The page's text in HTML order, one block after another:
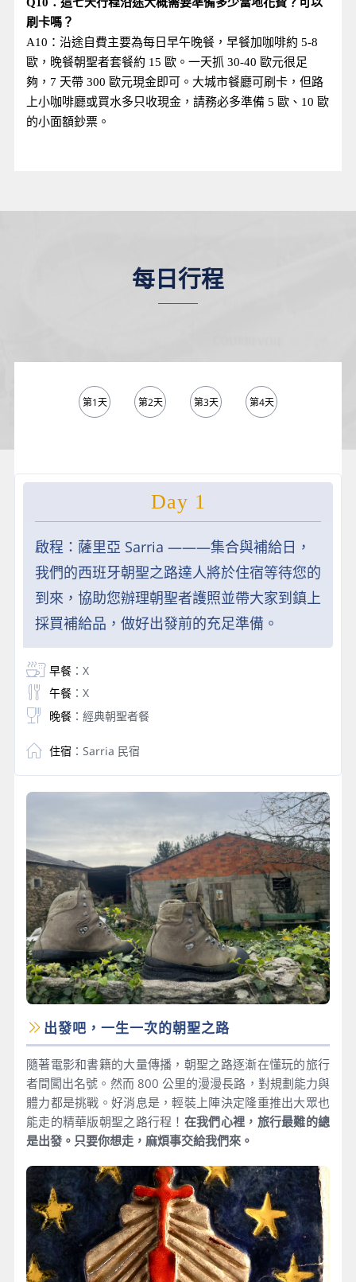
刷卡嗎？
A10：沿途自費主要為每日早午晚餐，早餐加咖啡約 5-8
歐，晚餐朝聖者套餐約 15 歐。一天抓 30-40 歐元很足
夠，7 天帶 300 歐元現金即可。大城市餐廳可刷卡，但路
上小咖啡廳或買水多只收現金，請務必多準備 5 歐、10 歐
的小面額鈔票。
每日行程
第1天 第2天 第3天 第4天
Day 1
啟程：薩里亞 Sarria ———集合與補給日，
我們的西班牙朝聖之路達人將於住宿等待您的
到來，協助您辦理朝聖者護照並帶大家到鎮上
採買補給品，做好出發前的充足準備。
早餐：X
午餐：X
晚餐：經典朝聖者餐
住宿 ：Sarria 民宿
出發吧，一生一次的朝聖之路
隨著電影和書籍的大量傳播，朝聖之路逐漸在懂玩的旅行
者間闖出名號。然而 800 公里的漫漫長路，對規劃能力與
體力都是挑戰。好消息是，輕裝上陣決定隆重推出大眾也
能走的精華版朝聖之路行程！ 在我們心裡，旅行最難的總
是出發。只要你想走，麻煩事交給我們來。